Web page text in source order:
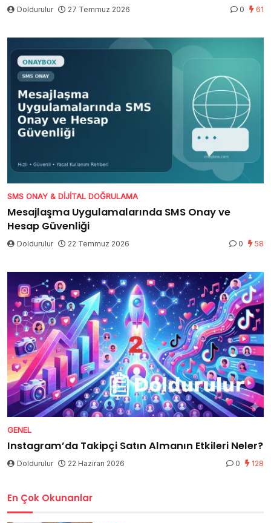
Doldurulur 27 Temmuz 2026 0 61
SMS ONAY & DIJITAL DOĞRULAMA
Mesajlaşma Uygulamalarında SMS Onay ve
Hesap Güvenliği
Doldurulur 22 Temmuz 2026 0 58
GENEL
Instagram’da Takipçi Satın Almanın Etkileri Neler?
Doldurulur 22 Haziran 2026 0 128
En Çok Okunanlar